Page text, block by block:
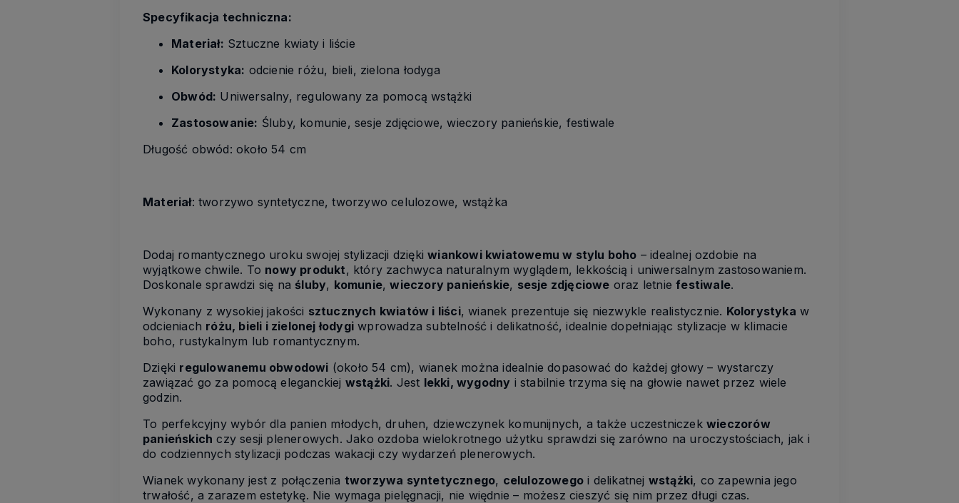
Specyfikacja techniczna:
Materiał: Sztuczne kwiaty i liście
Kolorystyka: odcienie różu, bieli, zielona łodyga
Obwód: Uniwersalny, regulowany za pomocą wstążki
Zastosowanie: Śluby, komunie, sesje zdjęciowe, wieczory panieńskie, festiwale
Długość obwód: około 54 cm
Materiał: tworzywo syntetyczne, tworzywo celulozowe, wstążka
Dodaj romantycznego uroku swojej stylizacji dziękiwiankowi kwiatowemu w stylu boho – idealnej ozdobie na
wyjątkowe chwile. To nowy produkt, który zachwyca naturalnym wyglądem, lekkością i uniwersalnym zastosowaniem.
Doskonale sprawdzi się na śluby, komunie,wieczory panieńskie, sesje zdjęciowe oraz letniefestiwale.
Wykonany z wysokiej jakości sztucznych kwiatów i liści, wianek prezentuje się niezwykle realistycznie. Kolorystyka w
odcieniach różu, bieli i zielonej łodygi wprowadza subtelność i delikatność, idealnie dopełniając stylizacje w klimacie
boho, rustykalnym lub romantycznym.
Dzięki regulowanemu obwodowi (około 54 cm), wianek można idealnie dopasować do każdej głowy – wystarczy
zawiązać go za pomocą eleganckiej wstążki. Jest lekki, wygodny i stabilnie trzyma się na głowie nawet przez wiele
godzin.
To perfekcyjny wybór dla panien młodych, druhen, dziewczynek komunijnych, a także uczestniczekwieczorów
panieńskich czy sesji plenerowych. Jako ozdoba wielokrotnego użytku sprawdzi się zarówno na uroczystościach, jak i
do codziennych stylizacji podczas wakacji czy wydarzeń plenerowych.
Wianek wykonany jest z połączenia tworzywa syntetycznego, celulozowego i delikatnej wstążki, co zapewnia jego
trwałość, a zarazem estetykę. Nie wymaga pielęgnacji, nie więdnie – możesz cieszyć się nim przez długi czas.